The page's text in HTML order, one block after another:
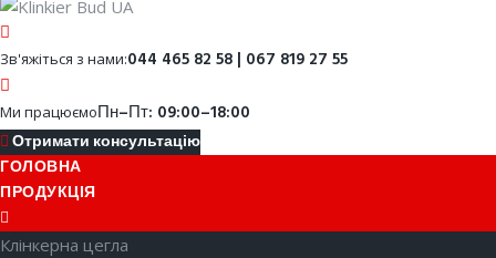
Facebook
Youtube
Instagram
Google
Зв'яжіться з нами:044 465 82 58 | 067 819 27 55
Ми працюємоПн–Пт: 09:00–18:00
Отримати консультацію
ГОЛОВНА
ПРОДУКЦІЯ
Клінкерна цегла